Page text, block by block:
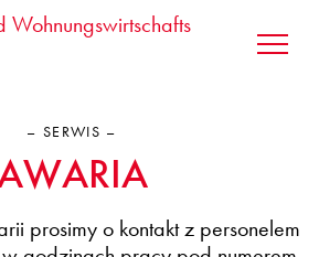
SERWIS
prosimy o kontakt z personelem